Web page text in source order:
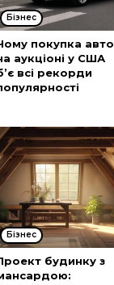
Бізнес
покупка авто
аукціоні у США
всі рекорди
Бізнес
будинку з